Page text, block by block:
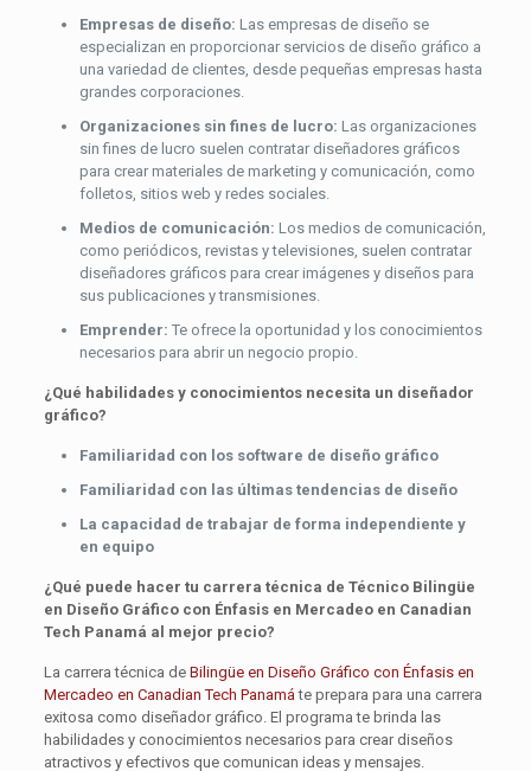
Empresas de diseño: Las empresas de diseño se
especializan en proporcionar servicios de diseño gráfico a
una variedad de clientes, desde pequeñas empresas hasta
grandes corporaciones.
Organizaciones sin fines de lucro: Las organizaciones
sin fines de lucro suelen contratar diseñadores gráficos
para crear materiales de marketing y comunicación, como
folletos, sitios web y redes sociales.
Medios de comunicación: Los medios de comunicación,
como periódicos, revistas y televisiones, suelen contratar
diseñadores gráficos para crear imágenes y diseños para
sus publicaciones y transmisiones.
Emprender: Te ofrece la oportunidad y los conocimientos
necesarios para abrir un negocio propio.
¿Qué habilidades y conocimientos necesita un diseñador
gráfico?
Familiaridad con los software de diseño gráfico
Familiaridad con las últimas tendencias de diseño
La capacidad de trabajar de forma independiente y
en equipo
¿Qué puede hacer tu carrera técnica de Técnico Bilingüe
en Diseño Gráfico con Énfasis en Mercadeo en Canadian
Tech Panamá al mejor precio?
La carrera técnica de Bilingüe en Diseño Gráfico con Énfasis en
Mercadeo en Canadian Tech Panamá te prepara para una carrera
exitosa como diseñador gráfico. El programa te brinda las
habilidades y conocimientos necesarios para crear diseños
atractivos y efectivos que comunican ideas y mensajes.